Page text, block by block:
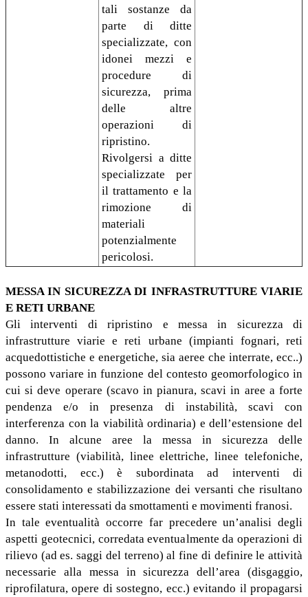
tali sostanze da
parte di ditte
specializzate, con
idonei mezzi e
procedure di
sicurezza, prima
delle altre
operazioni di
ripristino.
Rivolgersi a ditte
specializzate per
il trattamento e la
rimozione di
materiali
potenzialmente
pericolosi.
MESSA IN SICUREZZA DI INFRASTRUTTURE VIARIE
E RETI URBANE
Gli interventi di ripristino e messa in sicurezza di
infrastrutture viarie e reti urbane (impianti fognari, reti
acquedottistiche e energetiche, sia aeree che interrate, ecc..)
possono variare in funzione del contesto geomorfologico in
cui si deve operare (scavo in pianura, scavi in aree a forte
pendenza e/o in presenza di instabilità, scavi con
interferenza con la viabilità ordinaria) e dell’estensione del
danno. In alcune aree la messa in sicurezza delle
infrastrutture (viabilità, linee elettriche, linee telefoniche,
metanodotti, ecc.) è subordinata ad interventi di
consolidamento e stabilizzazione dei versanti che risultano
essere stati interessati da smottamenti e movimenti franosi.
In tale eventualità occorre far precedere un’analisi degli
aspetti geotecnici, corredata eventualmente da operazioni di
rilievo (ad es. saggi del terreno) al fine di definire le attività
necessarie alla messa in sicurezza dell’area (disgaggio,
riprofilatura, opere di sostegno, ecc.) evitando il propagarsi